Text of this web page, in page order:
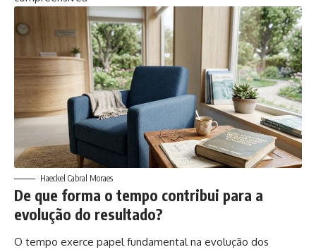
Haeckel Cabral Moraes
De que forma o tempo contribui para a
evolução do resultado?
O tempo exerce papel fundamental na evolução dos